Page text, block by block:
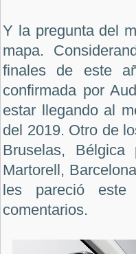
Y la pregunta del
mapa.
finales de este
confirmada por
estar llegando al
del 2019. Otro de
Bruselas,
Martorell,
les pareció este
comentarios.